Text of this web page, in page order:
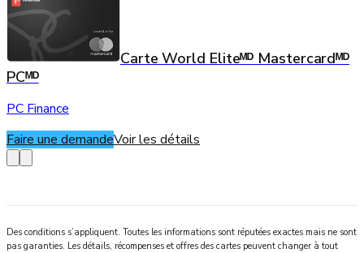
Carte World Eliteᴹᴰ Mastercardᴹᴰ
PCᴹᴰ
PC Finance
Faire une demandeVoir les détails
Des conditions s’appliquent. Toutes les informations sont réputées exactes mais ne sont
pas garanties. Les détails, récompenses et offres des cartes peuvent changer à tout